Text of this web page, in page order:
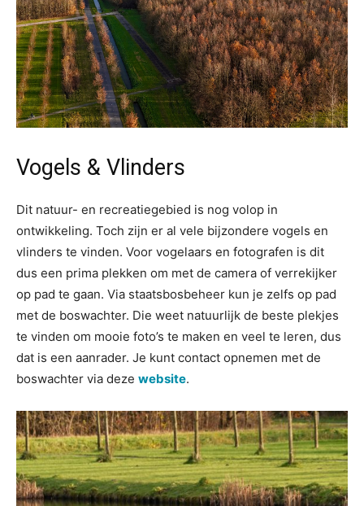
Vogels & Vlinders
Dit natuur- en recreatiegebied is nog volop in
ontwikkeling. Toch zijn er al vele bijzondere vogels en
vlinders te vinden. Voor vogelaars en fotografen is dit
dus een prima plekken om met de camera of verrekijker
op pad te gaan. Via staatsbosbeheer kun je zelfs op pad
met de boswachter. Die weet natuurlijk de beste plekjes
te vinden om mooie foto’s te maken en veel te leren, dus
dat is een aanrader. Je kunt contact opnemen met de
boswachter via deze website.